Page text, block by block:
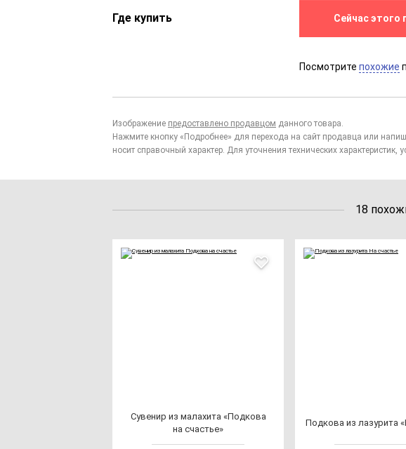
Где купить Сейчас этого
Посмотритепохожие
Изображение предоставлено продавцом данного товара.
Нажмите кнопку «Подробнее» для перехода на сайт продавца или
носит справочный характер. Для уточнения технических
18
Суве­нир из ма­ла­хи­та «Под­ко­ва
на счастье»
Под­ко­ва из ла­зу­ри­та